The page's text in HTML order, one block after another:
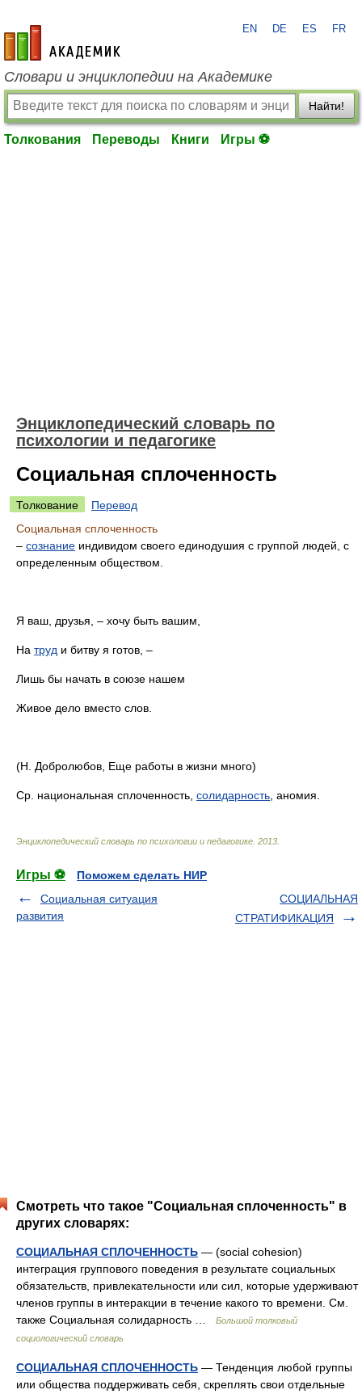
academic.ru
EN DE ES FR
Словари и энциклопедии на Академике
Найти!
Толкования Переводы Книги Игры ⚽
Энциклопедический словарь по
психологии и педагогике
Социальная сплоченность
Толкование
Перевод
Социальная сплоченность
– сознание индивидом своего единодушия с группой людей, с
определенным обществом.
Я ваш, друзья, – хочу быть вашим,
На труд и битву я готов, –
Лишь бы начать в союзе нашем
Живое дело вместо слов.
(Н. Добролюбов, Еще работы в жизни много)
Ср. национальная сплоченность, солидарность , аномия.
Энциклопедический словарь по психологии и педагогике 2013
Игры ⚽
Поможем сделать НИР
Социальная ситуация
развития
СОЦИАЛЬНАЯ
СТРАТИФИКАЦИЯ
Смотреть что такое "Социальная сплоченность" в
других словарях:
СОЦИАЛЬНАЯ СПЛОЧЕННОСТЬ — (social cohesion)
интеграция группового поведения в результате социальных
обязательств, привлекательности или сил, которые удерживают
членов группы в интеракции в течение какого то времени. См.
также Социальная солидарность …
Большой толковый
социологический словарь
СОЦИАЛЬНАЯ СПЛОЧЕННОСТЬ — Тенденция любой группы
или общества поддерживать себя, скреплять свои отдельные